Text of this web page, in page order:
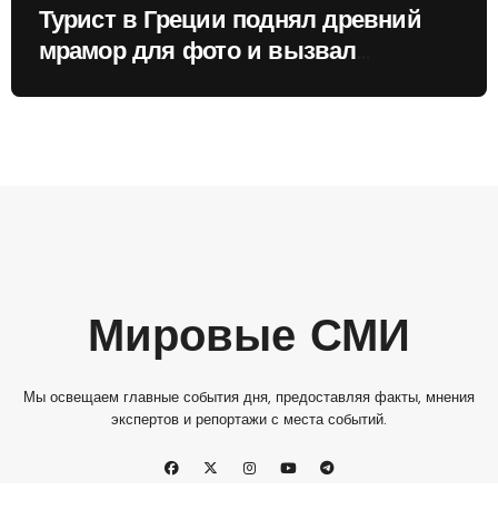
Турист в Греции поднял древний
мрамор для фото и вызвал
Мировые СМИ
Мы освещаем главные события дня, предоставляя факты, мнения
экспертов и репортажи с места событий.